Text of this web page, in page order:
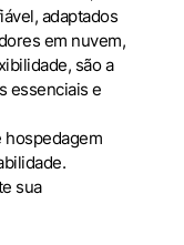
adaptados
em nuvem,
são a
essenciais e
hospedagem
sua